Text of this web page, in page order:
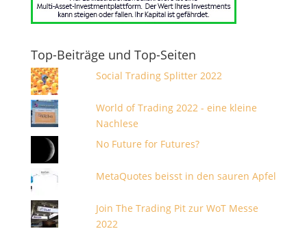
Top-Beiträge und Top-Seiten
Social Trading Splitter 2022
World of Trading 2022 - eine kleine
Nachlese
No Future for Futures?
MetaQuotes beisst in den sauren Apfel
Join The Trading Pit zur WoT Messe
2022